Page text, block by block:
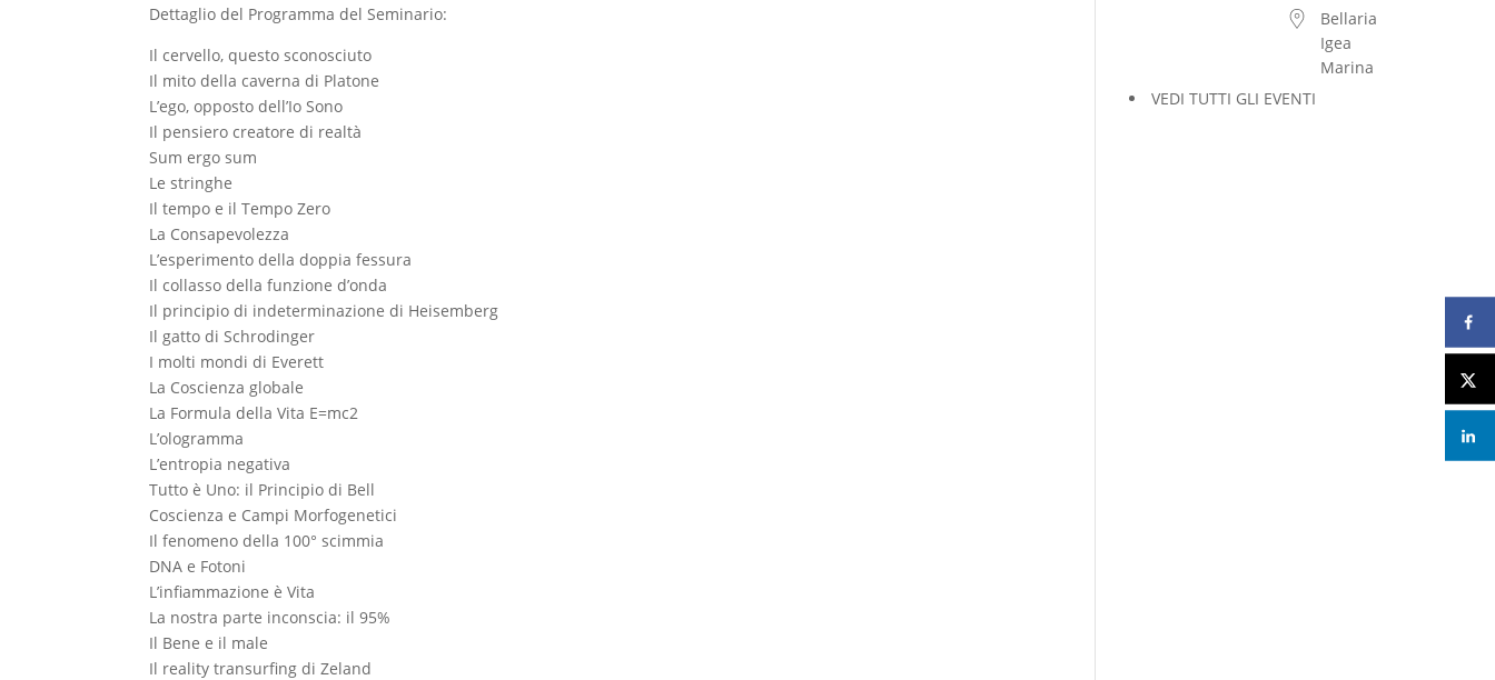
Dettaglio del Programma del Seminario:
Il cervello, questo sconosciuto
Il mito della caverna di Platone
L’ego, opposto dell’Io Sono
Il pensiero creatore di realtà
Sum ergo sum
Le stringhe
Il tempo e il Tempo Zero
La Consapevolezza
L’esperimento della doppia fessura
Il collasso della funzione d’onda
Il principio di indeterminazione di Heisemberg
Il gatto di Schrodinger
I molti mondi di Everett
La Coscienza globale
La Formula della Vita E=mc2
L’ologramma
L’entropia negativa
Tutto è Uno: il Principio di Bell
Coscienza e Campi Morfogenetici
Il fenomeno della 100° scimmia
DNA e Fotoni
L’infiammazione è Vita
La nostra parte inconscia: il 95%
Il Bene e il male
Il reality transurfing di Zeland
Bellaria
Igea
Marina
VEDI TUTTI GLI EVENTI